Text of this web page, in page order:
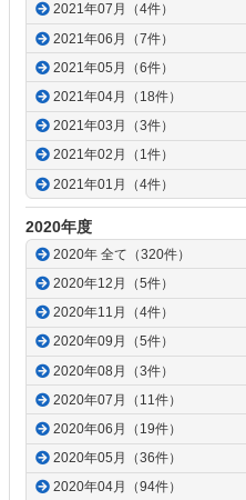
2021年07月（4件）
2021年06月（7件）
2021年05月（6件）
2021年04月（18件）
2021年03月（3件）
2021年02月（1件）
2021年01月（4件）
2020年度
2020年 全て（320件）
2020年12月（5件）
2020年11月（4件）
2020年09月（5件）
2020年08月（3件）
2020年07月（11件）
2020年06月（19件）
2020年05月（36件）
2020年04月（94件）